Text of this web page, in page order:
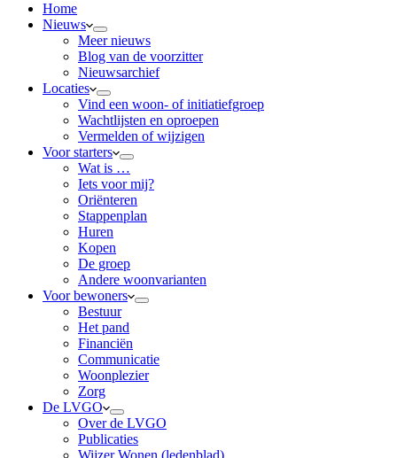
Home
Nieuws
Meer nieuws
Blog van de voorzitter
Nieuwsarchief
Locaties
Vind een woon- of initiatiefgroep
Wachtlijsten en oproepen
Vermelden of wijzigen
Voor starters
Wat is …
Iets voor mij?
Oriënteren
Stappenplan
Huren
Kopen
De groep
Andere woonvarianten
Voor bewoners
Bestuur
Het pand
Financiën
Communicatie
Woonplezier
Zorg
De LVGO
Over de LVGO
Publicaties
Wijzer Wonen (ledenblad)